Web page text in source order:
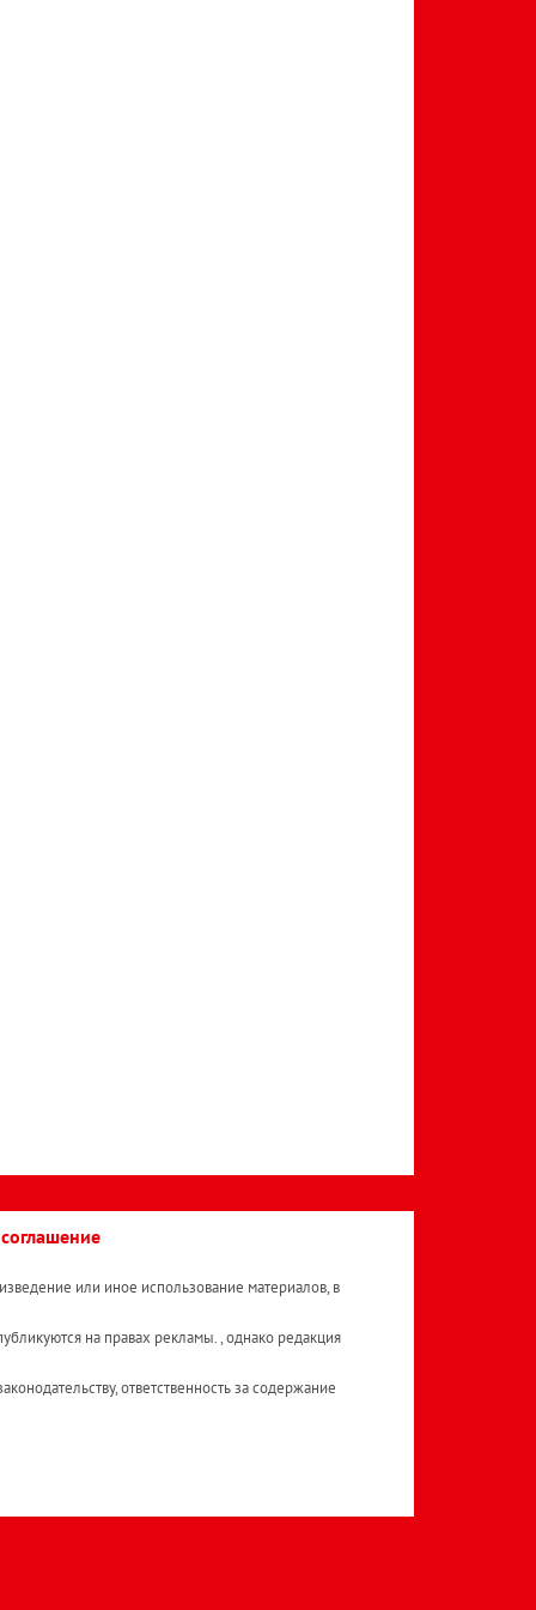
или иное использование материалов, в
на правах рекламы. , однако редакция
ответственность за содержание